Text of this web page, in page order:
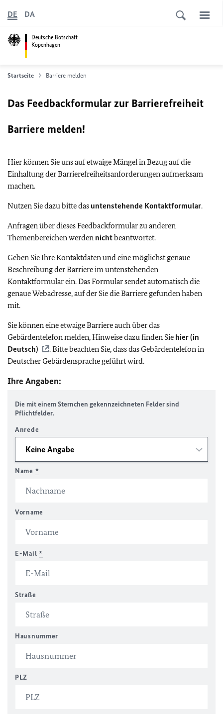
Deutsche Botschaft
Kopenhagen
DE DA
Startseite Barriere melden
Das Feedbackformular zur Barrierefreiheit
Barriere melden!
Hier können Sie uns auf etwaige Mängel in Bezug auf die
Einhaltung der Barrierefreiheitsanforderungen aufmerksam
machen.
Nutzen Sie dazu bitte das untenstehende Kontaktformular.
Anfragen über dieses Feedbackformular zu anderen
Themenbereichen werden nichtbeantwortet.
Geben Sie Ihre Kontaktdaten und eine möglichst genaue
Beschreibung der Barriere im untenstehenden
Kontaktformular ein. Das Formular sendet automatisch die
genaue Webadresse, auf der Sie die Barriere gefunden haben
mit.
Sie können eine etwaige Barriere auch über das
Gebärdentelefon melden, Hinweise dazu finden Sie hier (in
Deutsch)
. Bitte beachten Sie, dass das Gebärdentelefon in
Deutscher Gebärdensprache geführt wird.
Ihre Angaben:
Die mit einem Sternchen gekennzeichneten Felder sind
Pflichtfelder.
Anrede
Name *
Vorname
E-Mail *
Straße
Hausnummer
PLZ